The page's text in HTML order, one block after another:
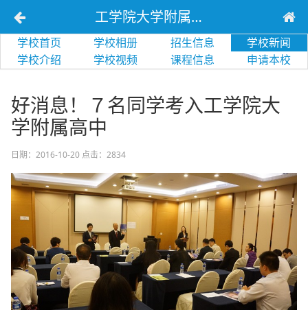
工学院大学附属高等学校
学校首页 学校相册 招生信息
学校新闻
学校介绍
学校视频 课程信息 申请本校
好消息！７名同学考入工学院大
学附属高中
日期：2016-10-20 点击：2834